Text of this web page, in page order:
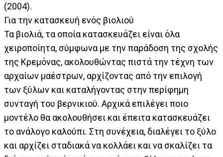
(2004).
Για την κατασκευή ενός βιολιού
Τα βιολιά, τα οποία κατασκευάζει είναι όλα
χειροποίητα, σύμφωνα με την παράδοση της σχολής
της Κρεμόνας, ακολουθώντας πιστά την τέχνη των
αρχαίων μαέστρων, αρχίζοντας από την επιλογή
των ξύλων και καταλήγοντας στην περίφημη
συνταγή του βερνικιού. Αρχικά επιλέγει ποιο
μοντέλο θα ακολουθήσει και έπειτα κατασκευάζει
το ανάλογο καλούπι. Στη συνέχεια, διαλέγει το ξύλο
και αρχίζει σταδιακά να κολλάει και να σκαλίζει τα